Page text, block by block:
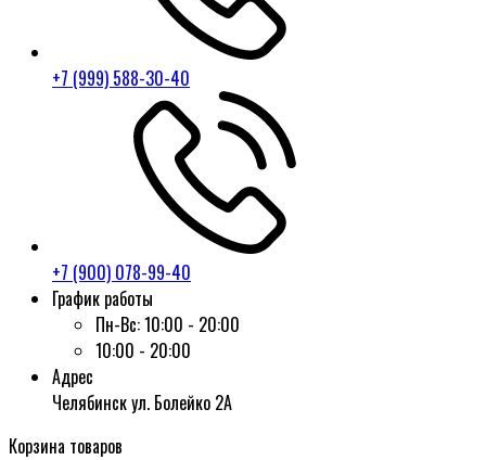
+7 (999) 588-30-40
+7 (900) 078-99-40
График работы
Пн-Вс:10:00 - 20:00
10:00 - 20:00
Адрес
Челябинск ул. Болейко 2А
Корзина товаров